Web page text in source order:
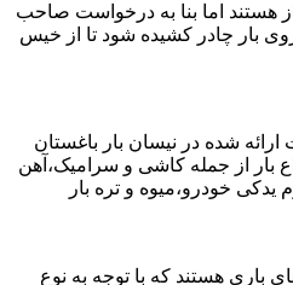
هستند اما بنا به درخواست صاحب
بار چادر کشیده شود تا از خیس
شده در نیسان بار باغستان
بار از جمله کاشی و سرامیک،آهن
یدکی خودرو،میوه و تره بار
باری هستند که با توجه به نوع